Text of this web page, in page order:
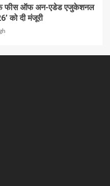
फीस ऑफ अन-एडेड एजुकेशनल
को दी मंजूरी